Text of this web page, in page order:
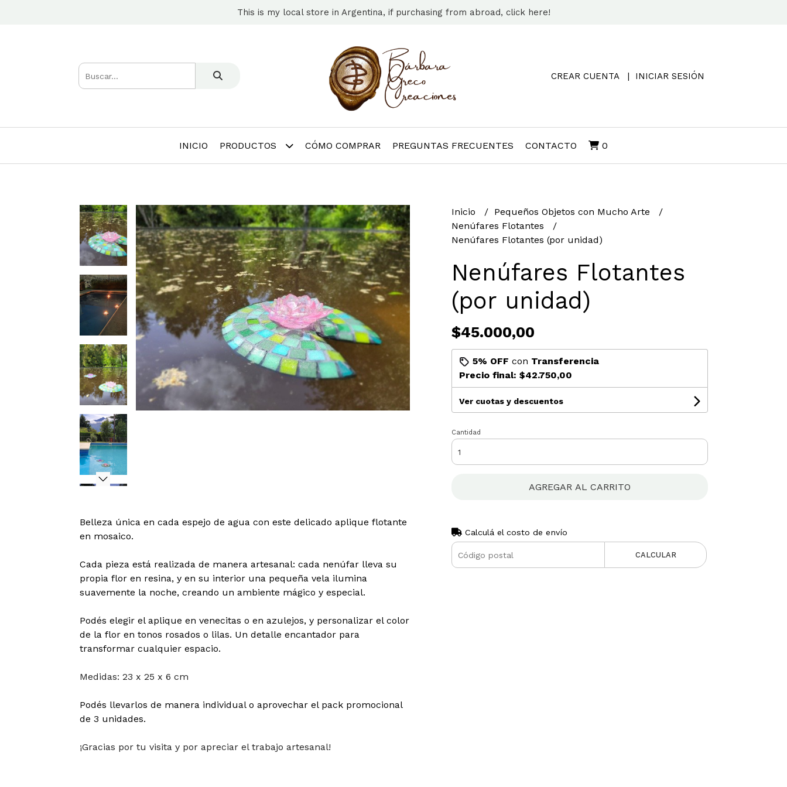
This is my local store in Argentina, if purchasing from abroad, click here!
CREAR CUENTA INICIAR SESIÓN
INICIO PRODUCTOS CÓMO COMPRAR PREGUNTAS FRECUENTES CONTACTO 0
Belleza única en cada espejo de agua con este delicado aplique flotante
en mosaico.
Cada pieza está realizada de manera artesanal: cada nenúfar lleva su
propia flor en resina, y en su interior una pequeña vela ilumina
suavemente la noche, creando un ambiente mágico y especial.
Podés elegir el aplique en venecitas o en azulejos, y personalizar el color
de la flor en tonos rosados o lilas. Un detalle encantador para
transformar cualquier espacio.
Medidas: 23 x 25 x 6 cm
Podés llevarlos de manera individual o aprovechar el pack promocional
de 3 unidades.
¡Gracias por tu visita y por apreciar el trabajo artesanal!
Inicio
Pequeños Objetos con Mucho Arte
Nenúfares Flotantes
Nenúfares Flotantes (por unidad)
Nenúfares Flotantes
(por unidad)
$45.000,00
5% OFF con Transferencia
Precio final: $42.750,00
Ver cuotas y descuentos
Cantidad
AGREGAR AL CARRITO
Calculá el costo de envío
CALCULAR